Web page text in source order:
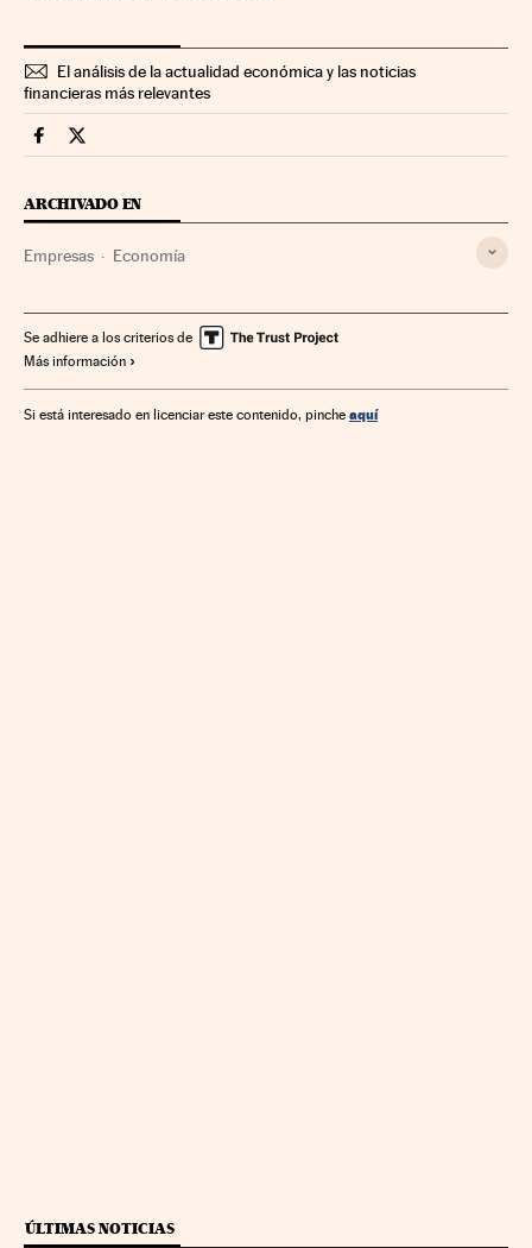
El análisis de la actualidad económica y las noticias
financieras más relevantes
Companias Cinco Días en Facebook
Companias Cinco Días en Twitter
ARCHIVADO EN
Empresas Economía
Se adhiere a los criterios de
Más información
Si está interesado en licenciar este contenido, pinche aquí
ÚLTIMAS NOTICIAS